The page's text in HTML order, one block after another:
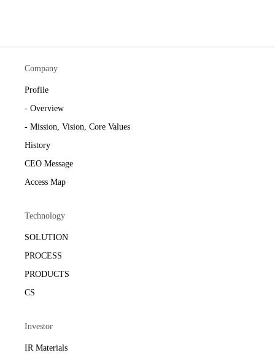
Company
Profile
- Overview
- Mission, Vision, Core Values
History
CEO Message
Access Map
Technology
SOLUTION
PROCESS
PRODUCTS
CS
Investor
IR Materials